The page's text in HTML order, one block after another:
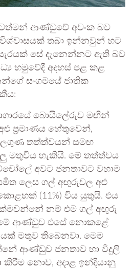
වත්මන් ආණ්ඩුවේ අවංක බව
තබා ඉන්නවුන් හට
සේ දැනෙන්නට ඇති බව
හමුවේදී අදහස් පළ කළ
සංගමයේ ජාතික
බොයිලේරුව මඟින්
ප්‍රමාණය හේතුවෙන්,
තත්ත්වයන් සමඟ
මතුවිය හැකියි. මේ තත්ත්වය
අවට ජනතාවට වහාම
ලෙස ගල් අඟුරුවල අළු
(11%) විය යුතුයි. එය
නම් එම ගල් අඟුරු
මේ ආණ්ඩුව එසේ නොකළේ
මතුව තිබෙනවා. මෙම
ආණ්ඩුව ජනතාව හා විදුලි
කිරීම නොව, අදාළ ඉන්දියානු